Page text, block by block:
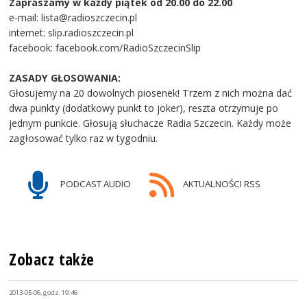
e-mail: lista@radioszczecin.pl
internet: slip.radioszczecin.pl
facebook: facebook.com/RadioSzczecinSlip
ZASADY GŁOSOWANIA:
Głosujemy na 20 dowolnych piosenek! Trzem z nich można dać
dwa punkty (dodatkowy punkt to joker), reszta otrzymuje po
jednym punkcie. Głosują słuchacze Radia Szczecin. Każdy może
zagłosować tylko raz w tygodniu.
PODCAST AUDIO AKTUALNOŚCI RSS
Zobacz także
2013-05-06, godz. 19:46